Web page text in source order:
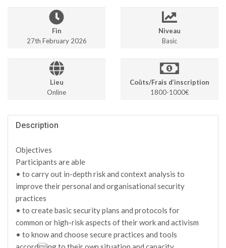
Fin
27th February 2026
Niveau
Basic
Lieu
Online
Coûts/Frais d’inscription
1800-1000€
Description
Objectives
Participants are able
• to carry out in-depth risk and context analysis to
improve their personal and organisational security
practices
• to create basic security plans and protocols for
common or high-risk aspects of their work and activism
• to know and choose secure practices and tools